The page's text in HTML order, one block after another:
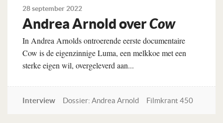
28 september 2022
Andrea Arnold overCow
In Andrea Arnolds ontroerende eerste documentaire
Cow is de eigenzinnige Luma, een melkkoe met een
sterke eigen wil, overgeleverd aan...
Interview Dossier: Andrea Arnold Filmkrant 450